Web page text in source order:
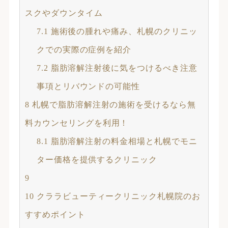
スクやダウンタイム
7.1 施術後の腫れや痛み、札幌のクリニッ
クでの実際の症例を紹介
7.2 脂肪溶解注射後に気をつけるべき注意
事項とリバウンドの可能性
8 札幌で脂肪溶解注射の施術を受けるなら無
料カウンセリングを利用！
8.1 脂肪溶解注射の料金相場と札幌でモニ
ター価格を提供するクリニック
9
10 クララビューティークリニック札幌院のお
すすめポイント